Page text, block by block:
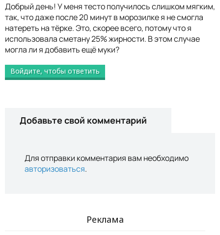
Добрый день! У меня тесто получилось слишком мягким,
так, что даже после 20 минут в морозилке я не смогла
натереть на тёрке. Это, скорее всего, потому что я
использовала сметану 25% жирности. В этом случае
могла ли я добавить ещё муки?
Войдите, чтобы ответить
Добавьте свой комментарий
Для отправки комментария вам необходимо
авторизоваться.
Реклама